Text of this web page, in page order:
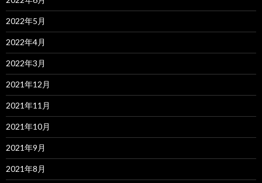
2022年5月
2022年4月
2022年3月
2021年12月
2021年11月
2021年10月
2021年9月
2021年8月